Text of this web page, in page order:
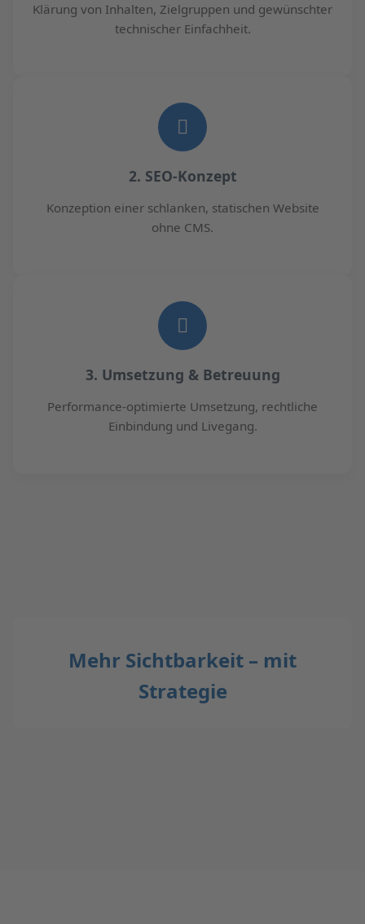
Klärung von Inhalten, Zielgruppen und gewünschter
technischer Einfachheit.
2. SEO-Konzept
Konzeption einer schlanken, statischen Website
ohne CMS.
3. Umsetzung & Betreuung
Performance-optimierte Umsetzung, rechtliche
Einbindung und Livegang.
Mehr Sichtbarkeit – mit
Strategie